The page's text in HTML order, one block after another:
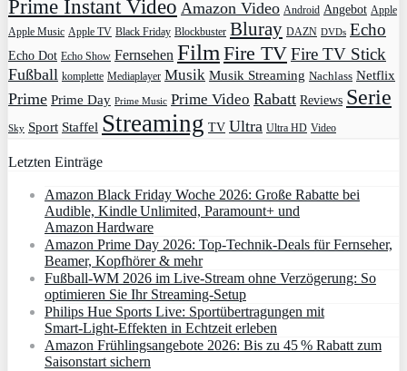
Prime Instant Video Amazon Video Android Angebot Apple
Apple Music Apple TV Black Friday Blockbuster Bluray DAZN DVDs Echo
Echo Dot Echo Show Fernsehen FilmFire TVFire TV Stick
Fußball komplette Mediaplayer Musik Musik Streaming Nachlass Netflix
Prime Prime Day Prime Music Prime Video Rabatt Reviews Serie
Sky Sport Staffel Streaming TV Ultra Ultra HD Video
Letzten Einträge
Amazon Black Friday Woche 2026: Große Rabatte bei
Audible, Kindle Unlimited, Paramount+ und
Amazon Hardware
Amazon Prime Day 2026: Top-Technik-Deals für Fernseher,
Beamer, Kopfhörer & mehr
Fußball-WM 2026 im Live-Stream ohne Verzögerung: So
optimieren Sie Ihr Streaming-Setup
Philips Hue Sports Live: Sportübertragungen mit
Smart‑Light‑Effekten in Echtzeit erleben
Amazon Frühlingsangebote 2026: Bis zu 45 % Rabatt zum
Saisonstart sichern